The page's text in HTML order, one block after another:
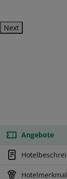
Next
Angebote